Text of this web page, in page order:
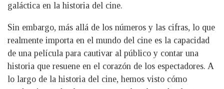
galáctica en la historia del cine.
Sin embargo, más allá de los números y las cifras, lo que
realmente importa en el mundo del cine es la capacidad
de una película para cautivar al público y contar una
historia que resuene en el corazón de los espectadores. A
lo largo de la historia del cine, hemos visto cómo